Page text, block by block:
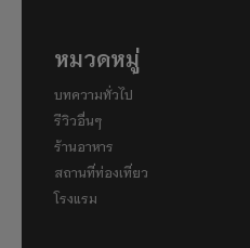
หมวดหมู่
บทความทั่วไป
รีวิวอื่นๆ
ร้านอาหาร
สถานที่ท่องเที่ยว
โรงแรม